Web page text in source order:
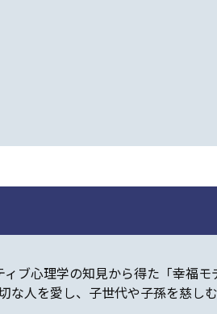
ブ心理学の知見から得た「幸福
な人を愛し、子世代や子孫を慈し